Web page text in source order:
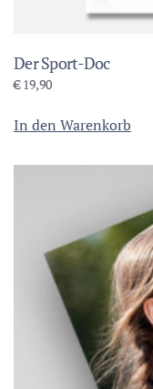
Der Sport-Doc
€19,90
In den Warenkorb